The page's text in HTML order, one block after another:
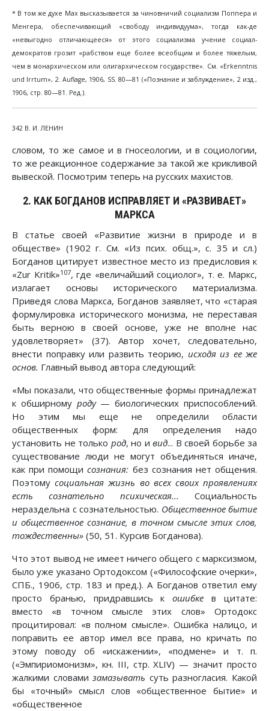
* В том же духе Мах высказывается за чиновничий социализм Поппера и
Менгера, обеспечивающий «свободу индивидуума», тогда как-де
«невыгодно отличающееся» от этого социализма учение социал-
демократов грозит «рабством еще более всеобщим и более тяжелым,
чем в монархическом или олигархическом государстве». См. «Erkenntnis
und Irrtum», 2. Auflage, 1906, SS. 80—81 («Познание и заблуждение», 2 изд.,
1906, стр. 80—81. Ред.).
342 В. И. ЛЕНИН
словом, то же самое и в гносеологии, и в социологии,
то же реакционное содержание за такой же крикливой
вывеской. Посмотрим теперь на русских махистов.
2. КАК БОГДАНОВ ИСПРАВЛЯЕТ И «РАЗВИВАЕТ»
МАРКСА
В статье своей «Развитие жизни в природе и в
обществе» (1902 г. См. «Из псих. общ.», с. 35 и сл.)
Богданов цитирует известное место из предисловия к
«Zur Kritik»107, где «величайший социолог», т. е. Маркс,
излагает основы исторического материализма.
Приведя слова Маркса, Богданов заявляет, что «старая
формулировка исторического монизма, не переставая
быть верною в своей основе, уже не вполне нас
удовлетворяет» (37). Автор хочет, следовательно,
внести поправку или развить теорию, исходя из ее же
основ. Главный вывод автора следующий:
«Мы показали, что общественные формы принадлежат
к обширному роду— биологических приспособлений.
Но этим мы еще не определили области
общественных форм: для определения надо
установить не только род, но и вид... В своей борьбе за
существование люди не могут объединяться иначе,
как при помощисознания: без сознания нет общения.
Поэтомусоциальная жизнь во всех своих проявлениях
есть сознательно психическая... Социальность
нераздельна с сознательностью. Общественное бытие
и общественное сознание, в точном смысле этих слов,
тождественны» (50, 51. Курсив Богданова).
Что этот вывод не имеет ничего общего с марксизмом,
было уже указано Ортодоксом («Философские очерки»,
СПБ., 1906, стр. 183 и пред.). А Богданов ответил ему
просто бранью, придравшись кошибке в цитате:
вместо «в точном смысле этих слов» Ортодокс
процитировал: «в полном смысле». Ошибка налицо, и
поправить ее автор имел все права, но кричать по
этому поводу об «искажении», «подмене» и т. п.
(«Эмпириомонизм», кн. III, стр. XLIV) — значит просто
жалкими словамизамазывать суть разногласия. Какой
бы «точный» смысл слов «общественное бытие» и
«общественное